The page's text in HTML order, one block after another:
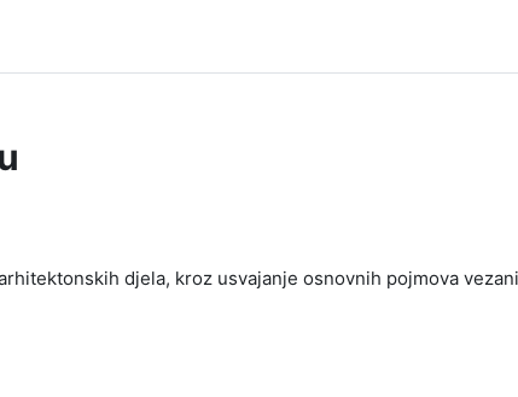
djela, kroz usvajanje osnovnih pojmova